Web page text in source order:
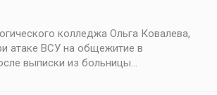
колледжа Ольга Ковалева,
атаке ВСУ на общежитие в
выписки из больницы...